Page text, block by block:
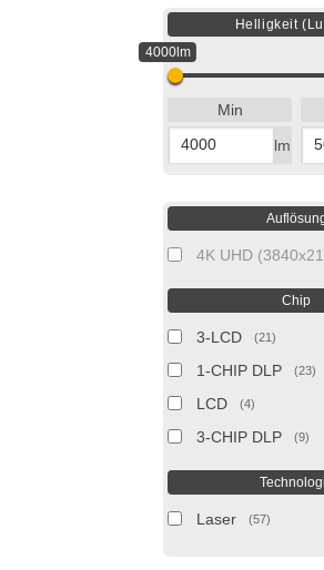
Helligkeit
4000lm
Min
lm
4K UHD
Chip
3-LCD (21)
1-CHIP DLP (23)
LCD (4)
3-CHIP DLP (9)
Laser (57)